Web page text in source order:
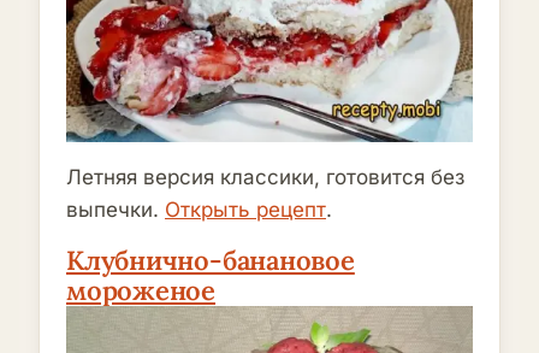
Летняя версия классики, готовится без
выпечки. Открыть рецепт.
Клубнично-банановое
мороженое